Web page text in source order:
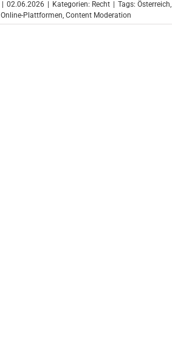
02.06.2026 Kategorien: Recht Tags: Österreich,
Online-Plattformen, Content Moderation